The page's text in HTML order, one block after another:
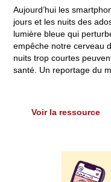
Aujourd’hui les
jours et les nuits des
lumière bleue qui
empêche notre cerveau
nuits trop courtes
santé. Un reportage du
Voir la ressource